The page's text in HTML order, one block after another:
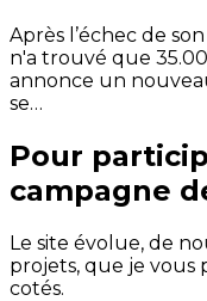
Après l’échec de
n'a trouvé que
annonce un
se…
Pour
campagne
Le site évolue, de
projets, que je vous
cotés.